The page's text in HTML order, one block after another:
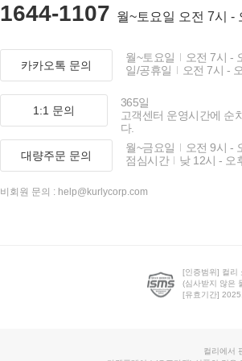
1644-1107 월~토요일 오전 7시 -
카카오톡 문의
월~토요일
오전 7시 -
일/공휴일
오전 7시 -
1:1 문의
365일
고객센터 운영시간에 순
다.
대량주문 문의
월~금요일
오전 9시 -
점심시간
낮 12시 - 오
비회원 문의 : help@kurlycorp.com
[인증범위] 컬리
(심사받지 않은
[유효기간]
컬리에서